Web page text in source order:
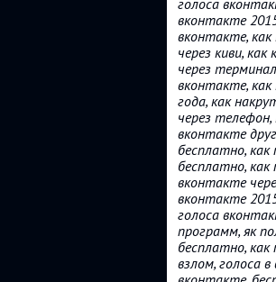
голоса
вконтакте
вконтакте, как
через киви,
через
вконтакте,
года, как
через телефон,
вконтакте
бесплатно,
бесплатно,
вконтакте
вконтакте
голоса
программ, як
бесплатно,
взлом, голоса